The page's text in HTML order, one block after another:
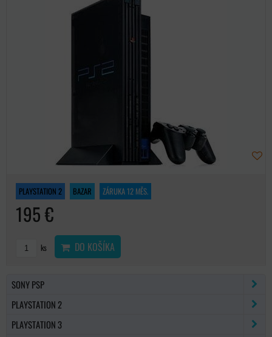
PLAYSTATION 2 BAZAR ZÁRUKA 12 MĚS.
195 €
ks DO KOŠÍKA
SONY PSP
PLAYSTATION 2
PLAYSTATION 3